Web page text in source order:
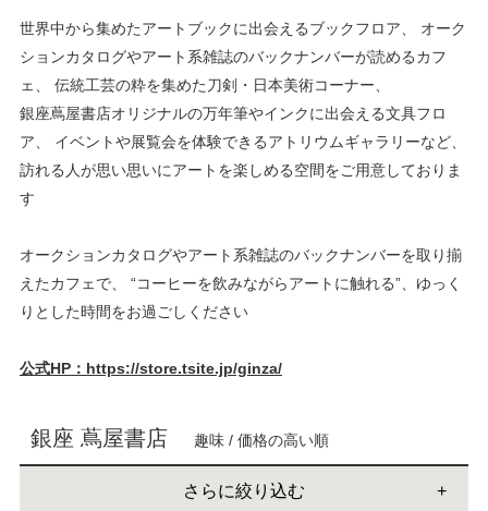
世界中から集めたアートブックに出会えるブックフロア、
オーク
ションカタログやアート系雑誌のバックナンバーが読めるカフ
ェ、
伝統工芸の粋を集めた刀剣・日本美術コーナー、
銀座蔦屋書店オリジナルの万年筆やインクに出会える文具フロ
ア、
イベントや展覧会を体験できるアトリウムギャラリーなど、
訪れる人が思い思いにアートを楽しめる空間をご用意しておりま
す
オークションカタログやアート系雑誌のバックナンバーを取り揃
えたカフェで、
“コーヒーを飲みながらアートに触れる”、ゆっく
りとした時間をお過ごしください
公式HP：https://store.tsite.jp/ginza/
銀座 蔦屋書店 趣味 / 価格の高い順
さらに絞り込む